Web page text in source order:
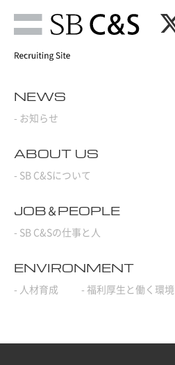
NEWS
- お知らせ
ABOUT US
- SB C&Sについて
JOB＆PEOPLE
- SB C&Sの仕事と人
ENVIRONMENT
- 人材育成 - 福利厚生と働く環境